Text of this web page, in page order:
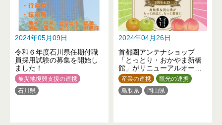
2024年05月09日
令和６年度石川県任期付職
員採用試験の募集を開始し
ました！
被災地復興支援の連携
石川県
2024年04月26日
首都圏アンテナショップ
「とっとり・おかやま新橋
館」がリニューアルオープ
ンします！
産業の連携
観光の連携
鳥取県
岡山県